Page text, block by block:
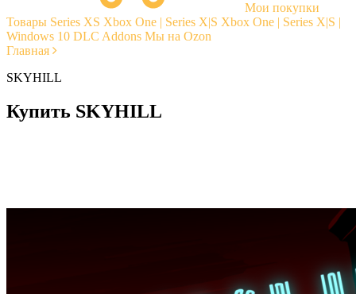
Мои покупки
Товары Series XS Xbox One | Series X|S Xbox One | Series X|S |
Windows 10 DLC Addons Мы на Ozon
Главная
SKYHILL
Купить SKYHILL